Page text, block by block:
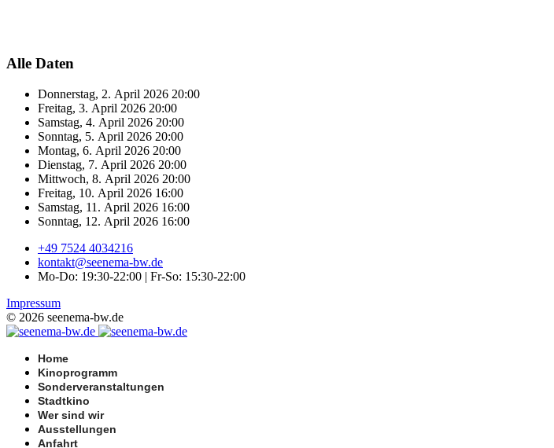
Alle Daten
Donnerstag, 2. April 2026 20:00
Freitag, 3. April 2026 20:00
Samstag, 4. April 2026 20:00
Sonntag, 5. April 2026 20:00
Montag, 6. April 2026 20:00
Dienstag, 7. April 2026 20:00
Mittwoch, 8. April 2026 20:00
Freitag, 10. April 2026 16:00
Samstag, 11. April 2026 16:00
Sonntag, 12. April 2026 16:00
+49 7524 4034216
kontakt@seenema-bw.de
Mo-Do: 19:30-22:00 | Fr-So: 15:30-22:00
Impressum
© 2026 seenema-bw.de
Home
Kinoprogramm
Sonderveranstaltungen
Stadtkino
Wer sind wir
Ausstellungen
Anfahrt